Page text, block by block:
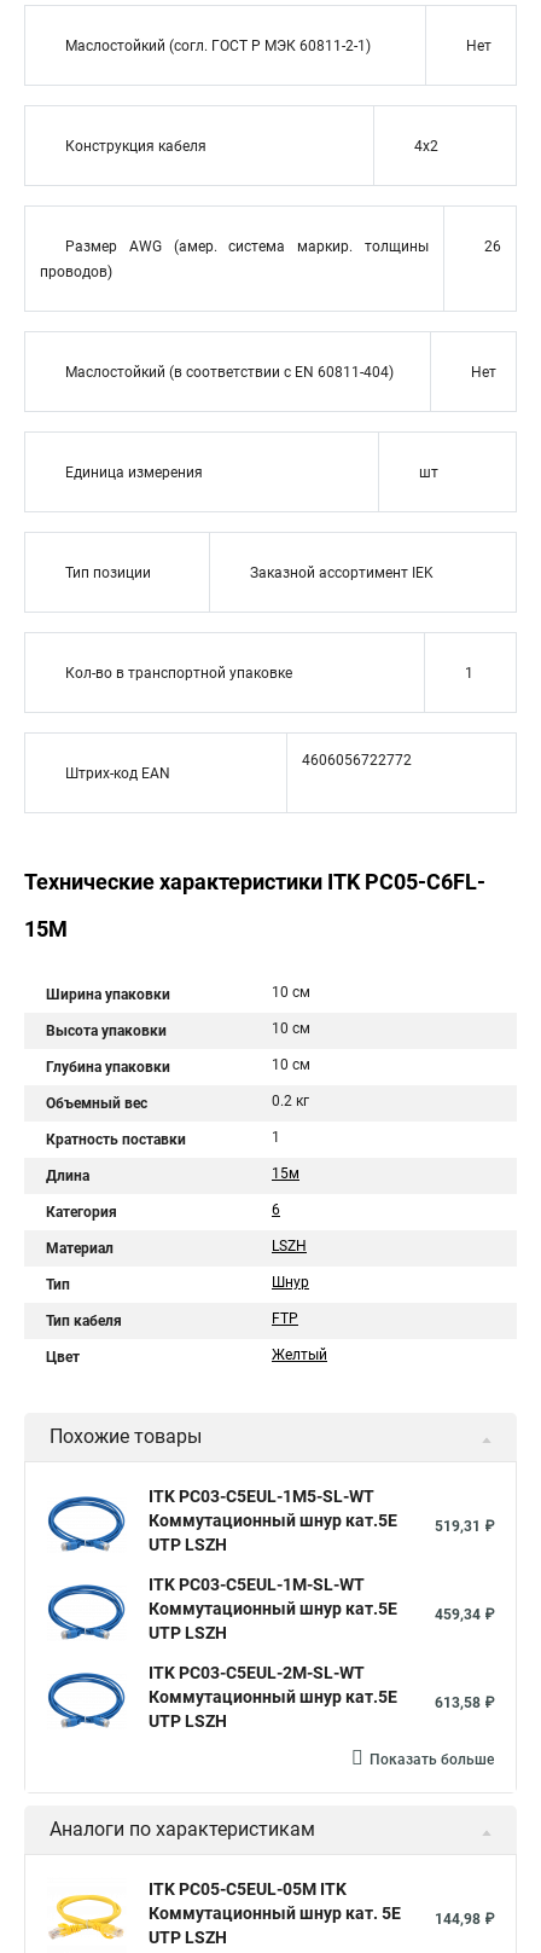
Маслостойкий (согл. ГОСТ Р МЭК 60811-2-1) Нет
Конструкция кабеля 4x2
Размер AWG (амер. система маркир. толщины
проводов)
26
Маслостойкий (в соответствии с EN 60811-404) Нет
Единица измерения шт
Тип позиции Заказной ассортимент IEK
Кол-во в транспортной упаковке 1
Штрих-код EAN
4606056722772
Технические характеристики ITK PC05-C6FL-
15M
Ширина упаковки 10 см
Высота упаковки 10 см
Глубина упаковки 10 см
Объемный вес 0.2 кг
Кратность поставки 1
Длина 15м
Категория 6
Материал LSZH
Тип Шнур
Тип кабеля FTP
Цвет Желтый
Похожие товары
ITK PC03-C5EUL-1M5-SL-WT
Коммутационный шнур кат.5E
UTP LSZH
519,31 ₽
ITK PC03-C5EUL-1M-SL-WT
Коммутационный шнур кат.5E
UTP LSZH
459,34 ₽
ITK PC03-C5EUL-2M-SL-WT
Коммутационный шнур кат.5E
UTP LSZH
613,58 ₽
Показать больше
Аналоги по характеристикам
ITK PC05-C5EUL-05M ITK
Коммутационный шнур кат. 5Е
UTP LSZH
144,98 ₽